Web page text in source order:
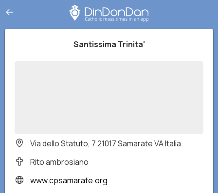
Santissima Trinita'
Via dello Statuto, 7 21017 Samarate VA Italia
Rito ambrosiano
www.cpsamarate.org